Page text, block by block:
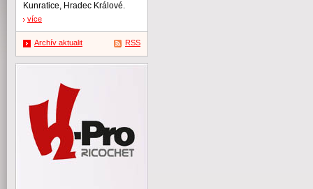
Kunratice, Hradec Králové.
více
Archív aktualit RSS